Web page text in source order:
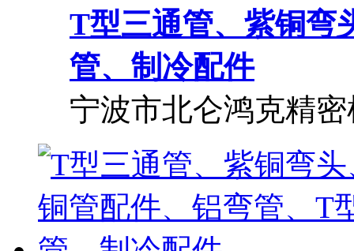
T型三通管、紫铜弯
管、制冷配件
宁波市北仑鸿克精